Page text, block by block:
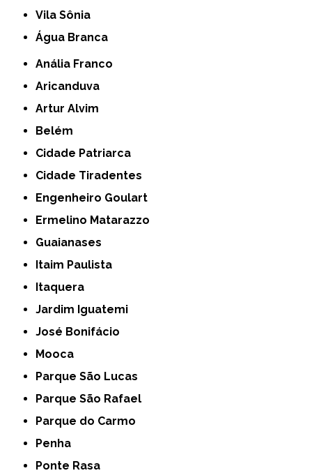
Vila Sônia
Água Branca
Anália Franco
Aricanduva
Artur Alvim
Belém
Cidade Patriarca
Cidade Tiradentes
Engenheiro Goulart
Ermelino Matarazzo
Guaianases
Itaim Paulista
Itaquera
Jardim Iguatemi
José Bonifácio
Mooca
Parque São Lucas
Parque São Rafael
Parque do Carmo
Penha
Ponte Rasa